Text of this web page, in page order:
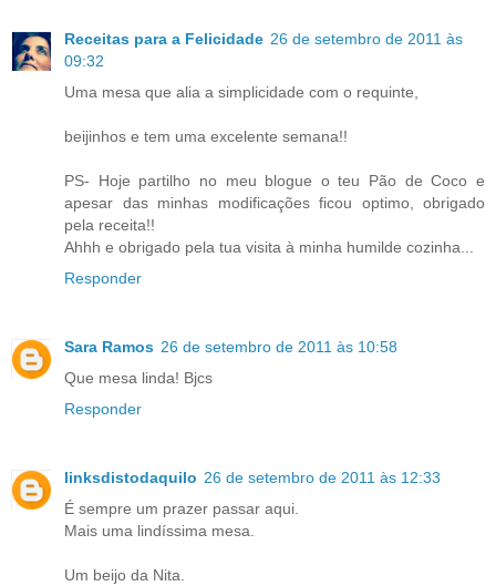
Receitas para a Felicidade 26 de setembro de 2011 às
09:32
Uma mesa que alia a simplicidade com o requinte,
beijinhos e tem uma excelente semana!!
PS- Hoje partilho no meu blogue o teu Pão de Coco e
apesar das minhas modificações ficou optimo, obrigado
pela receita!!
Ahhh e obrigado pela tua visita à minha humilde cozinha...
Responder
Sara Ramos 26 de setembro de 2011 às 10:58
Que mesa linda! Bjcs
Responder
linksdistodaquilo 26 de setembro de 2011 às 12:33
É sempre um prazer passar aqui.
Mais uma lindíssima mesa.
Um beijo da Nita.